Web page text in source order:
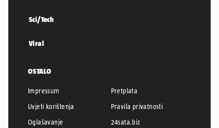
Sci/Tech
Viral
OSTALO
Impressum
Pretplata
Uvjeti korištenja
Pravila privatnosti
Oglašavanje
24sata.biz